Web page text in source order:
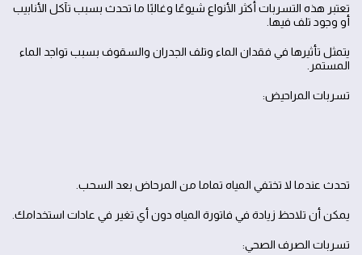
تعتبر هذه التسربات أكثر الأنواع شيوعًا وغالبًا ما تحدث بسبب تآكل الأنابيب
أو وجود تلف فيها.
يتمثل تأثيرها في فقدان الماء وتلف الجدران والسقوف بسبب تواجد الماء
المستمر.
تسربات المراحيض:
تحدث عندما لا تختفي المياه تماما من المرحاض بعد السحب.
يمكن أن تلاحظ زيادة في فاتورة المياه دون أي تغير في عادات استخدامك.
تسربات الصرف الصحي: